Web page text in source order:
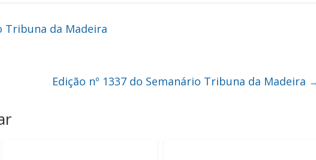
Tribuna da Madeira
Edição nº 1337 do Semanário Tribuna da Madeira